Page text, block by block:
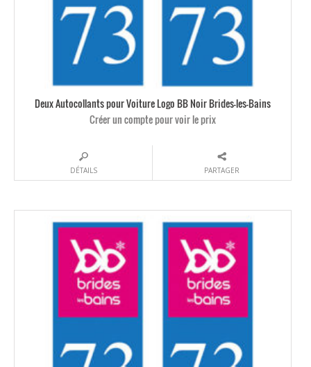
Deux Autocollants pour Voiture Logo BB Noir Brides-les-Bains
Créer un compte pour voir le prix
DÉTAILS PARTAGER